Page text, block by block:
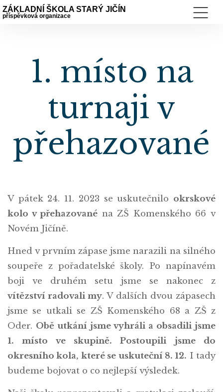
ZÁKLADNÍ ŠKOLA STARÝ JIČÍN
příspěvková organizace
1. místo na
turnaji v
přehazované
V pátek 24. 11. 2023 se uskutečnilo okrskové
kolo v přehazované na ZŠ Komenského 66 v
Novém Jičíně.
Hned v prvním zápase jsme narazili na silného
soupeře z pořadatelské školy. Po napínavém
boji ve druhém setu jsme se nakonec z
vítězství radovali my. V dalších dvou zápasech
jsme se utkali se ZŠ Komenského 68 a ZŠ z
Oder. Obě utkání jsme vyhráli a obsadili jsme
1. místo ve skupině. Postoupili jsme do
okresního kola, které se uskuteční 8. 12. I tady
budeme bojovat o co nejlepší výsledek.